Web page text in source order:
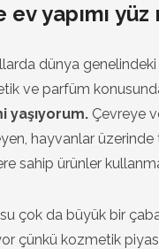
ev yapımı
dünya
ve parfüm
yaşıyorum. Çevreye
hayvanlar
sahip ürünler
çok da büyük bir
çünkü kozmetik